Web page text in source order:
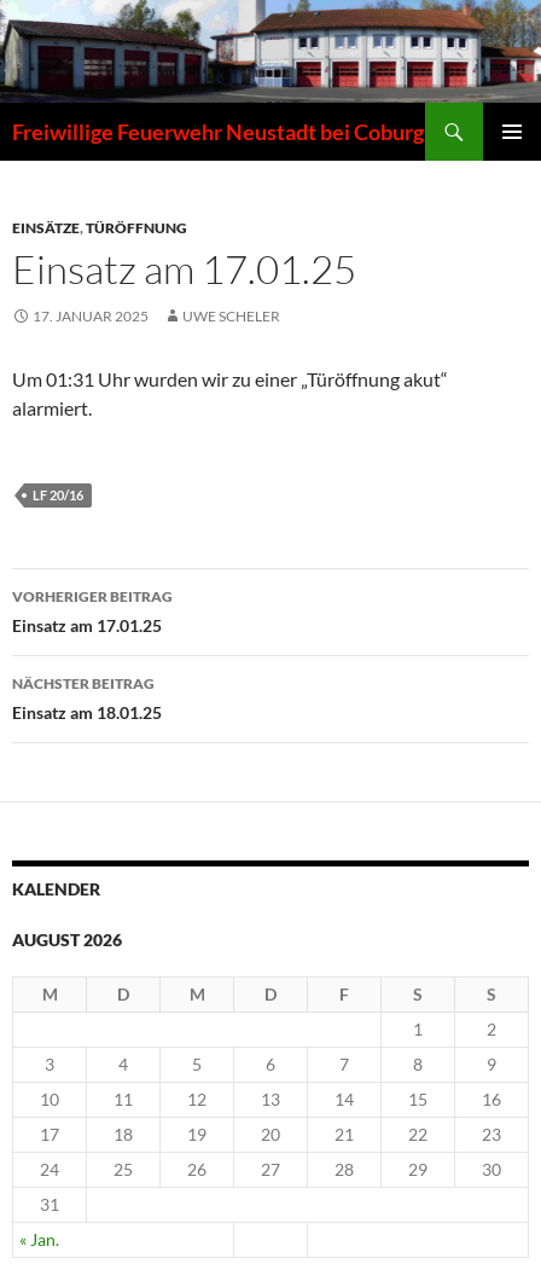
Zum
Inhalt
springen
Freiwillige Feuerwehr Neustadt bei Coburg
EINSÄTZE,TÜRÖFFNUNG
Einsatz am 17.01.25
17. JANUAR 2025 UWE SCHELER
Um 01:31 Uhr wurden wir zu einer „Türöffnung akut“
alarmiert.
LF 20/16
Beitragsnavigation
VORHERIGER BEITRAG
Einsatz am 17.01.25
NÄCHSTER BEITRAG
Einsatz am 18.01.25
KALENDER
AUGUST 2026
M D M D F S S
« Jan.
1
2
3
4 5 6 7 8
9
10
11 12 13 14 15
16
17
18 19 20 21 22
23
24
25 26 27 28 29
30
31